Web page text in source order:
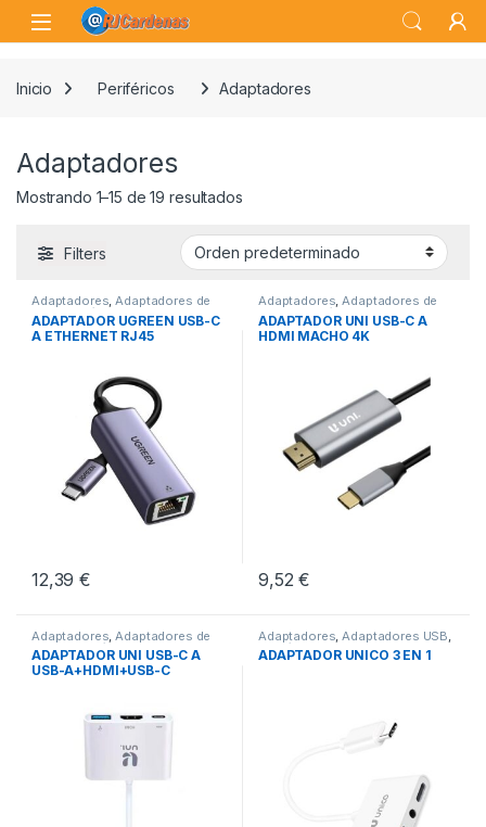
Skip to navigation
Skip to content
Open
Inicio Periféricos Adaptadores
Adaptadores
Mostrando 1–15 de 19 resultados
Filters
Adaptadores,Adaptadores de
Red,Periféricos
ADAPTADOR UGREEN USB-C
A ETHERNET RJ45
12,39€
Adaptadores,Adaptadores de
Video,Periféricos
ADAPTADOR UNI USB-C A
HDMI MACHO 4K
9,52€
Adaptadores Adaptadores de
Video,Periféricos
ADAPTADOR UNI USB-C A
USB-A+HDMI+USB-C
Adaptadores Adaptadores USB
Periféricos
ADAPTADOR UNICO 3 EN 1